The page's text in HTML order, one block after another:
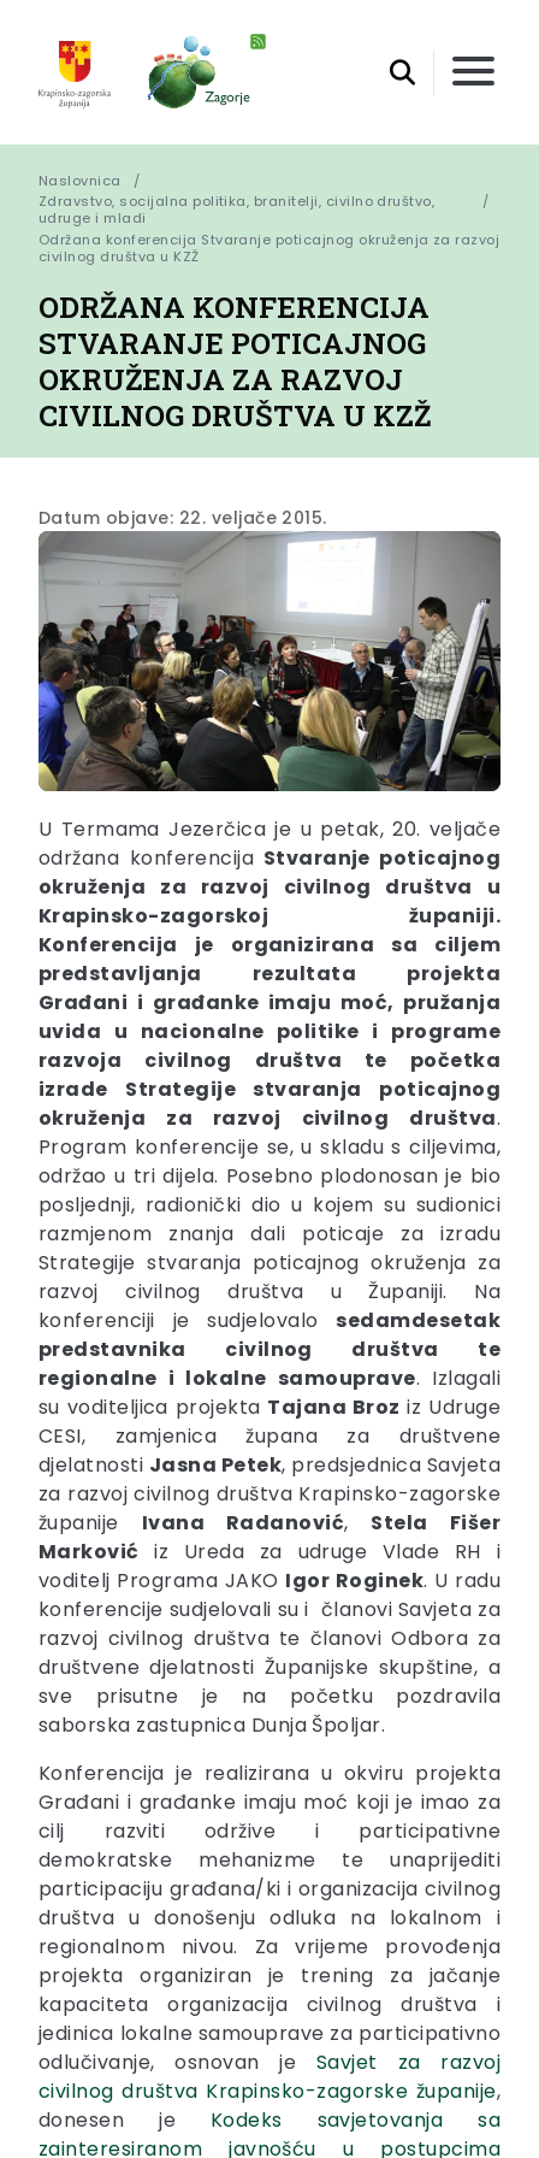
Naslovnica
Zdravstvo, socijalna politika, branitelji, civilno društvo,
udruge i mladi
Održana konferencija Stvaranje poticajnog okruženja za razvoj
civilnog društva u KZŽ
ODRŽANA KONFERENCIJA
STVARANJE POTICAJNOG
OKRUŽENJA ZA RAZVOJ
CIVILNOG DRUŠTVA U KZŽ
Datum objave: 22. veljače 2015.
U Termama Jezerčica je u petak, 20. veljače
održana konferencija Stvaranje poticajnog
okruženja za razvoj civilnog društva u
Krapinsko-zagorskoj županiji.
Konferencija je organizirana sa ciljem
predstavljanja rezultata projekta
Građani i građanke imaju moć, pružanja
uvida u nacionalne politike i programe
razvoja civilnog društva te početka
izrade Strategije stvaranja poticajnog
okruženja za razvoj civilnog društva.
Program konferencije se, u skladu s ciljevima,
održao u tri dijela. Posebno plodonosan je bio
posljednji, radionički dio u kojem su sudionici
razmjenom znanja dali poticaje za izradu
Strategije stvaranja poticajnog okruženja za
razvoj civilnog društva u Županiji. Na
konferenciji je sudjelovalo sedamdesetak
predstavnika civilnog društva te
regionalne i lokalne samouprave. Izlagali
su voditeljica projekta Tajana Broz iz Udruge
CESI, zamjenica župana za društvene
djelatnosti Jasna Petek, predsjednica Savjeta
za razvoj civilnog društva Krapinsko-zagorske
županije Ivana Radanović, Stela Fišer
Marković iz Ureda za udruge Vlade RH i
voditelj Programa JAKO Igor Roginek. U radu
konferencije sudjelovali su i članovi Savjeta za
razvoj civilnog društva te članovi Odbora za
društvene djelatnosti Županijske skupštine, a
sve prisutne je na početku pozdravila
saborska zastupnica Dunja Špoljar.
Konferencija je realizirana u okviru projekta
Građani i građanke imaju moć koji je imao za
cilj razviti održive i participativne
demokratske mehanizme te unaprijediti
participaciju građana/ki i organizacija civilnog
društva u donošenju odluka na lokalnom i
regionalnom nivou. Za vrijeme provođenja
projekta organiziran je trening za jačanje
kapaciteta organizacija civilnog društva i
jedinica lokalne samouprave za participativno
odlučivanje, osnovan je Savjet za razvoj
civilnog društva Krapinsko-zagorske županije,
donesen je Kodeks savjetovanja sa
zainteresiranom javnošću u postupcima